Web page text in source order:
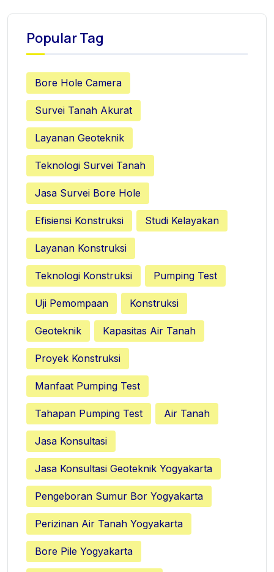
Popular Tag
Bore Hole Camera
Survei Tanah Akurat
Layanan Geoteknik
Teknologi Survei Tanah
Jasa Survei Bore Hole
Efisiensi Konstruksi Studi Kelayakan
Layanan Konstruksi
Teknologi Konstruksi Pumping Test
Uji Pemompaan Konstruksi
Geoteknik Kapasitas Air Tanah
Proyek Konstruksi
Manfaat Pumping Test
Tahapan Pumping Test Air Tanah
Jasa Konsultasi
Jasa Konsultasi Geoteknik Yogyakarta
Pengeboran Sumur Bor Yogyakarta
Perizinan Air Tanah Yogyakarta
Bore Pile Yogyakarta